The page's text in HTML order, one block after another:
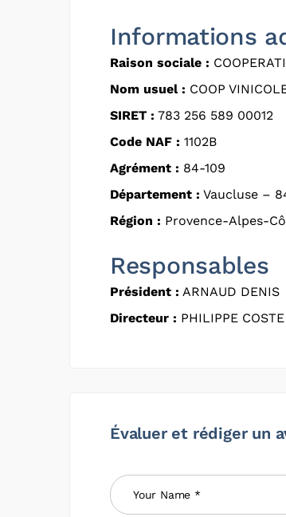
Informations
Raison sociale :
Nom usuel : COOP
SIRET : 783 256 589 00012
Code NAF : 1102B
Agrément : 84-109
Département : Vaucluse –
Région : Provence-Alpes-
Responsables
Président : ARNAUD DENIS
Directeur : PHILIPPE COSTE
Évaluer et rédiger un